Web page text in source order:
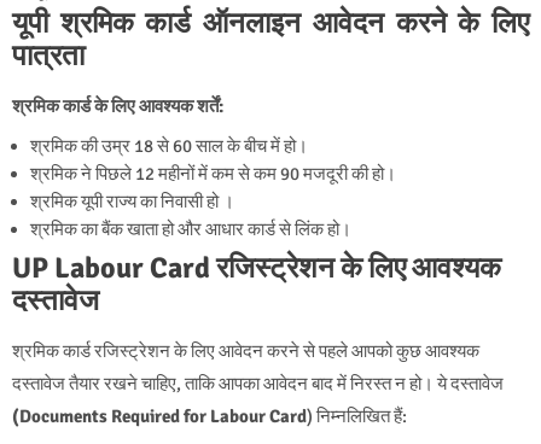
यूपी श्रमिक कार्ड ऑनलाइन आवेदन करने के लिए
पात्रता
श्रमिक कार्ड के लिए आवश्यक शर्तें:
श्रमिक की उम्र 18 से 60 साल के बीच में हो।
श्रमिक ने पिछले 12 महीनों में कम से कम 90 मजदूरी की हो।
श्रमिक यूपी राज्य का निवासी हो ।
श्रमिक का बैंक खाता हो और आधार कार्ड से लिंक हो।
UP Labour Card रजिस्ट्रेशन के लिए आवश्यक
दस्तावेज
श्रमिक कार्ड रजिस्ट्रेशन के लिए आवेदन करने से पहले आपको कुछ आवश्यक
दस्तावेज तैयार रखने चाहिए, ताकि आपका आवेदन बाद में निरस्त न हो। ये दस्तावेज
(Documents Required for Labour Card) निम्नलिखित हैं: